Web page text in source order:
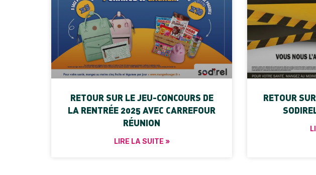
RETOUR SUR LE JEU-CONCOURS DE
LA RENTRÉE 2025 AVEC CARREFOUR
RÉUNION
LIRE LA SUITE »
RETOUR